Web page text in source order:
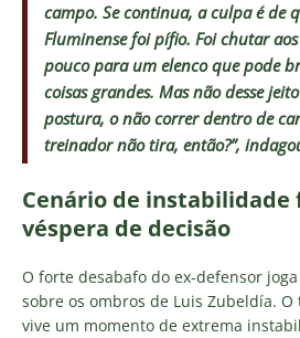
campo. Se continua, a culpa é de
Fluminense foi pífio. Foi chutar
pouco para um elenco que pode
coisas grandes. Mas não desse
postura, o não correr dentro de
treinador não tira, então?”,
Cenário de instabilidade
véspera de decisão
O forte desabafo do ex-defensor
sobre os ombros de Luis Zubeldía.
vive um momento de extrema